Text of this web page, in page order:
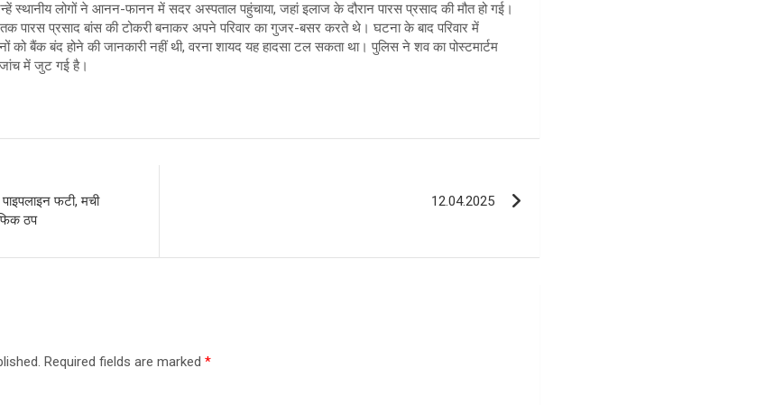
स्थानीय लोगों ने आनन-फानन में सदर अस्पताल पहुंचाया, जहां इलाज के दौरान पारस प्रसाद की मौत हो गई।
पारस प्रसाद बांस की टोकरी बनाकर अपने परिवार का गुजर-बसर करते थे। घटना के बाद परिवार में
को बैंक बंद होने की जानकारी नहीं थी, वरना शायद यह हादसा टल सकता था। पुलिस ने शव का पोस्टमार्टम
जांच में जुट गई है।
फटी, मची
ठप
12.04.2025
Required fields are marked*